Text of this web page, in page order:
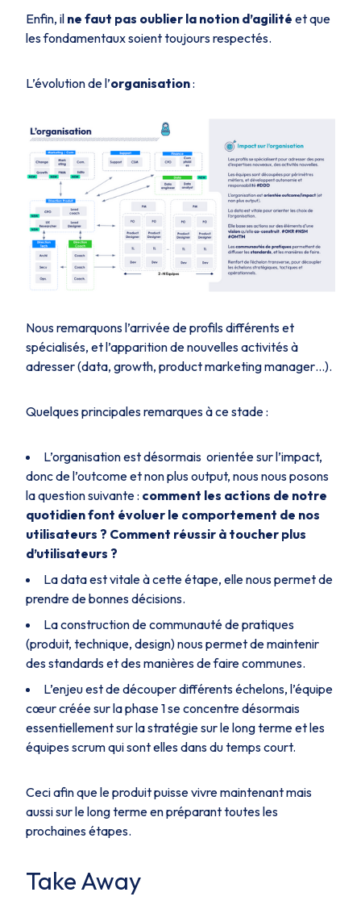
Enfin, il ne faut pas oublier la notion d’agilité et que
les fondamentaux soient toujours respectés.
L’évolution de l’organisation:
Nous remarquons l’arrivée de profils différents et
spécialisés, et l’apparition de nouvelles activités à
adresser (data, growth, product marketing manager…).
Quelques principales remarques à ce stade :
L’organisation est désormais orientée sur l’impact,
donc de l’outcome et non plus output, nous nous posons
la question suivante : comment les actions de notre
quotidien font évoluer le comportement de nos
utilisateurs ? Comment réussir à toucher plus
d’utilisateurs ?
La data est vitale à cette étape, elle nous permet de
prendre de bonnes décisions.
La construction de communauté de pratiques
(produit, technique, design) nous permet de maintenir
des standards et des manières de faire communes.
L’enjeu est de découper différents échelons, l’équipe
cœur créée sur la phase 1 se concentre désormais
essentiellement sur la stratégie sur le long terme et les
équipes scrum qui sont elles dans du temps court.
Ceci afin que le produit puisse vivre maintenant mais
aussi sur le long terme en préparant toutes les
prochaines étapes.
Take Away